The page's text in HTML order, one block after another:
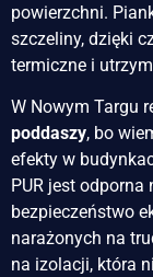
powierzchni.
szczeliny, dzięki
termiczne i
W Nowym Targu
poddaszy, bo
efekty w
PUR jest
bezpieczeństwo
narażonych na
na izolacji, która